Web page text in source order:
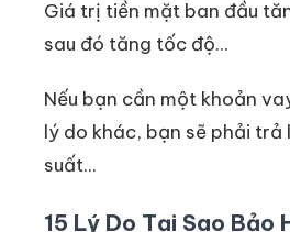
Giá trị tiền mặt ban đầu
sau đó tăng tốc độ...
Nếu bạn cần một khoản
lý do khác, bạn sẽ phải trả
suất...
15 Lý Do Tại Sao Bảo